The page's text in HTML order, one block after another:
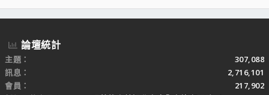
S
論壇統計
主題
307,088
訊息
2,716,101
會員
217,902